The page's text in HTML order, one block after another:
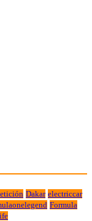
Dakar electriccar
Formula